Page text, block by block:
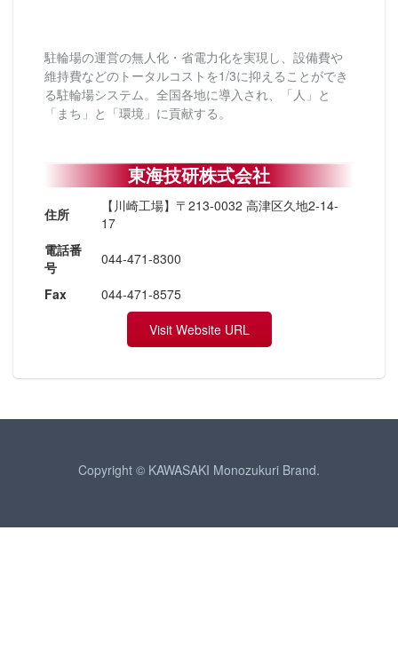
駐輪場の運営の無人化・省電力化を実現し、設備費や
維持費などのトータルコストを1/3に抑えることができ
る駐輪場システム。全国各地に導入され、「人」と
「まち」と「環境」に貢献する。
東海技研株式会社
住所
【川崎工場】〒213-0032 高津区久地2-14-
17
電話番
号
044-471-8300
Fax
044-471-8575
Visit Website URL
Copyright © KAWASAKI Monozukuri Brand.